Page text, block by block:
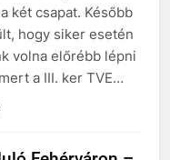
két csapat. Később
hogy siker esetén
volna előrébb lépni
a III. ker TVE…